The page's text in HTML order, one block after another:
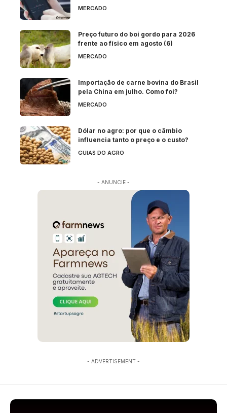
MERCADO
Preço futuro do boi gordo para 2026
frente ao físico em agosto (6)
MERCADO
Importação de carne bovina do Brasil
pela China em julho. Como foi?
MERCADO
Dólar no agro: por que o câmbio
influencia tanto o preço e o custo?
GUIAS DO AGRO
- ANUNCIE -
- ADVERTISEMENT -